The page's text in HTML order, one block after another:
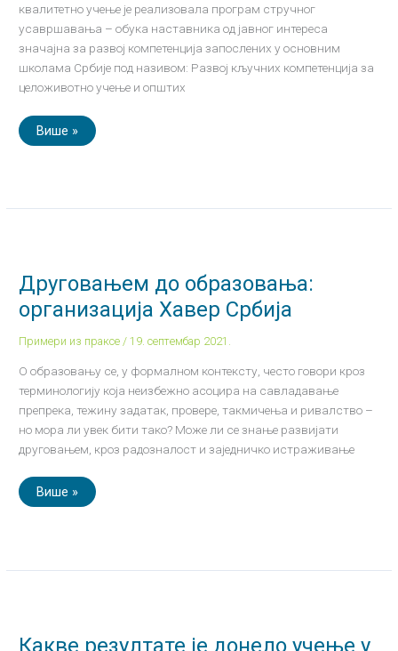
квалитетно учење је реализовала програм стручног
усавршавања – обука наставника од јавног интереса
значајна за развој компетенција запослених у основним
школама Србије под називом: Развој кључних компетенција за
целоживотно учење и општих
Више »
Друговањем до образовања:
организација Хавер Србија
Примери из праксе /19. септембар 2021.
О образовању се, у формалном контексту, често говори кроз
терминологију која неизбежно асоцира на савладавање
препрека, тежину задатак, провере, такмичења и ривалство –
но мора ли увек бити тако? Може ли се знање развијати
друговањем, кроз радозналост и заједничко истраживање
организација
Хавер
Србија
Више »
Какве резултате је донело учење у
донело